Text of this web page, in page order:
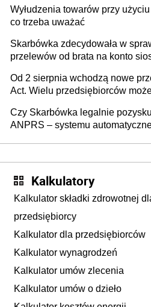
Wyłudzenia towarów przy
co trzeba uważać
Skarbówka zdecydowała w
przelewów od brata na konto
darowizna, ale podatku jednak
Od 2 sierpnia wchodzą nowe
Act. Wielu przedsiębiorców
Czy Skarbówka legalnie
ANPRS – systemu
Kalkulatory
Kalkulator składki zdrowotnej
przedsiębiorcy
Kalkulator dla przedsiębiorców
Kalkulator wynagrodzeń
Kalkulator umów zlecenia
Kalkulator umów o dzieło